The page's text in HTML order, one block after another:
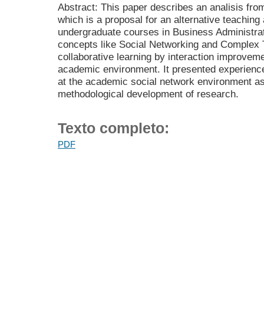
Abstract: This paper describes an analisis
which is a proposal for an alternative
undergraduate courses in Business
concepts like Social Networking and Complex
collaborative learning by interaction
academic environment. It presented
at the academic social network environment
methodological development of research.
Texto completo:
PDF